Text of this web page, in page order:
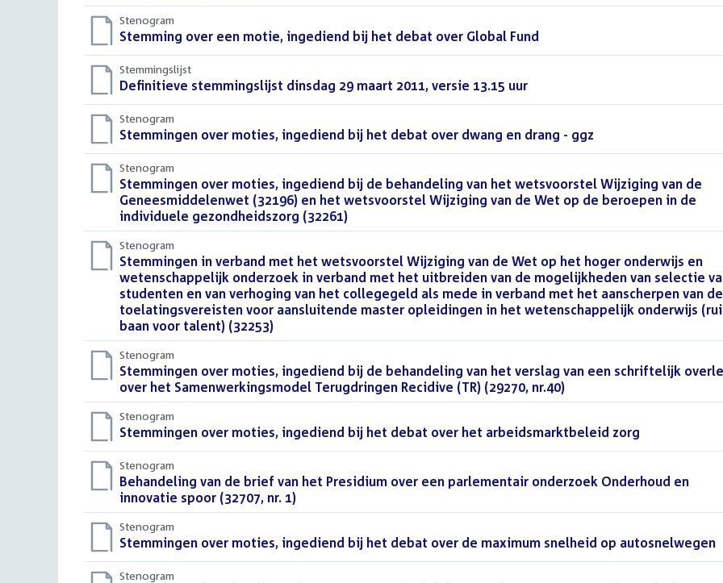
Stenogram
Download
bestand:
Stemming over een motie, ingediend bij het debat over Global Fund
Stemmingslijst
Download
bestand:
Definitieve stemmingslijst dinsdag 29 maart 2011, versie 13.15 uur
Stenogram
Download
bestand:
Stemmingen over moties, ingediend bij het debat over dwang en drang - ggz
Stenogram
Download
bestand:
Stemmingen over moties, ingediend bij de behandeling van het wetsvoorstel Wijziging van de
Geneesmiddelenwet (32196) en het wetsvoorstel Wijziging van de Wet op de beroepen in de
individuele gezondheidszorg (32261)
Stenogram
Download
bestand:
Stemmingen in verband met het wetsvoorstel Wijziging van de Wet op het hoger onderwijs en
wetenschappelijk onderzoek in verband met het uitbreiden van de mogelijkheden van selectie
studenten en van verhoging van het collegegeld als mede in verband met het aanscherpen van de
toelatingsvereisten voor aansluitende master opleidingen in het wetenschappelijk onderwijs
baan voor talent) (32253)
Stenogram
Download
bestand:
Stemmingen over moties, ingediend bij de behandeling van het verslag van een schriftelijk
over het Samenwerkingsmodel Terugdringen Recidive (TR) (29270, nr.40)
Stenogram
Download
bestand:
Stemmingen over moties, ingediend bij het debat over het arbeidsmarktbeleid zorg
Stenogram
Download
bestand:
Behandeling van de brief van het Presidium over een parlementair onderzoek Onderhoud en
innovatie spoor (32707, nr. 1)
Stenogram
Download
bestand:
Stemmingen over moties, ingediend bij het debat over de maximum snelheid op autosnelwegen
Stenogram